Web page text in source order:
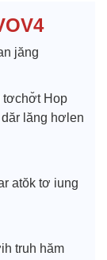
jăng
tơchơ̆t Hop
dăr lăng hơlen
atŏk tơ iung
truh hăm